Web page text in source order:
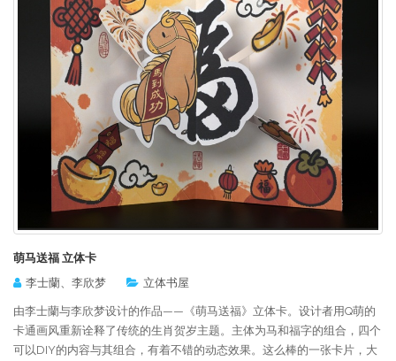
萌马送福 立体卡
李士蘭、李欣梦
立体书屋
由李士蘭与李欣梦设计的作品——《萌马送福》立体卡。设计者用Q萌的
卡通画风重新诠释了传统的生肖贺岁主题。主体为马和福字的组合，四个
可以DIY的内容与其组合，有着不错的动态效果。这么棒的一张卡片，大